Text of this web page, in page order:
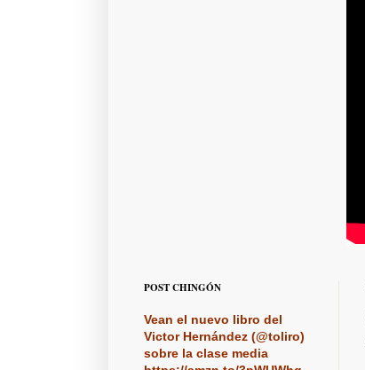
POST CHINGÓN
Vean el nuevo libro del
Victor Hernández (@toliro)
sobre la clase media